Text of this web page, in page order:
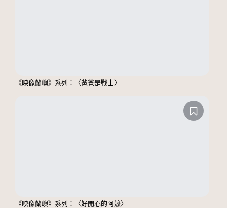
《映像蘭嶼》系列：〈爸爸是戰士〉
《映像蘭嶼》系列：〈好開心的阿嬤〉